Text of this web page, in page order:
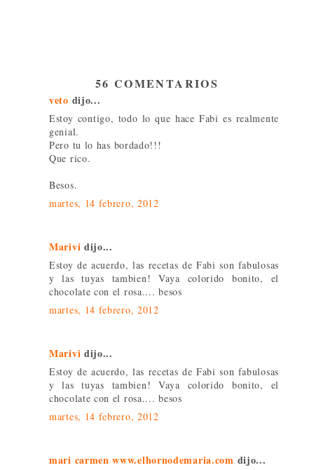
56 COMENTARIOS
veto dijo...
Estoy contigo, todo lo que hace Fabi es realmente
genial.
Pero tu lo has bordado!!!
Que rico.
Besos.
martes, 14 febrero, 2012
Marivi dijo...
Estoy de acuerdo, las recetas de Fabi son fabulosas
y las tuyas tambien! Vaya colorido bonito, el
chocolate con el rosa.... besos
martes, 14 febrero, 2012
Marivi dijo...
Estoy de acuerdo, las recetas de Fabi son fabulosas
y las tuyas tambien! Vaya colorido bonito, el
chocolate con el rosa.... besos
martes, 14 febrero, 2012
mari carmen www.elhornodemaria.com dijo...